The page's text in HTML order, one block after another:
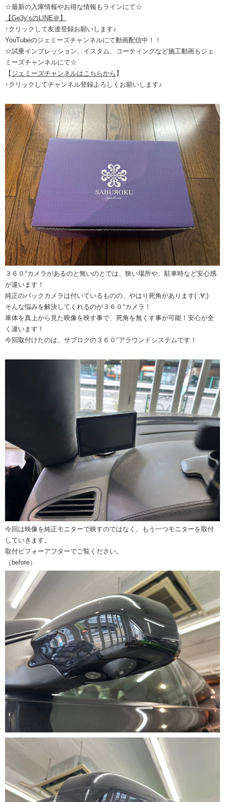
☆最新の入庫情報やお得な情報もラインにて☆
【Ge3y’sのLINE＠】
↑クリックして友達登録お願いします♪
YouTubeのジェミーズチャンネルにて動画配信中！！
☆試乗インプレッション、イスタム、コーティングなど施工動画もジェ
ミーズチャンネルにて☆
【 ジェミーズチャンネルはこちらから 】
↑クリックしてチャンネル登録よろしくお願いします♪
３６０°カメラがあるのと無いのとでは、狭い場所や、駐車時など安心感
が違います！
純正のバックカメラは付いているものの、やはり死角があります( ;∀;)
そんな悩みを解決してくれるのが３６０°カメラ！
車体を真上から見た映像を映す事で、死角を無くす事が可能！安心が全
く違います！
今回取付けたのは、サブロクの３６０°アラウンドシステムです！
今回は映像を純正モニターで映すのではなく、もう一つモニターを取付
していきます。
取付ビフォーアフターでご覧ください。
（before）